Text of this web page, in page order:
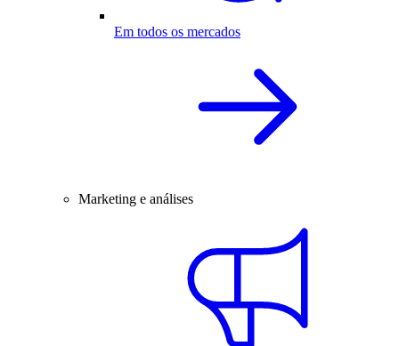
Em todos os mercados
Marketing e análises